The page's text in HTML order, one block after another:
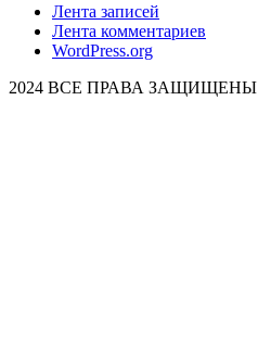
Лента записей
Лента комментариев
WordPress.org
2024 ВСЕ ПРАВА ЗАЩИЩЕНЫ